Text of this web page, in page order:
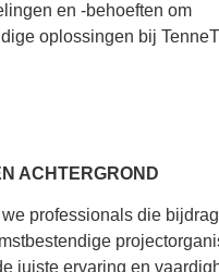
en -behoeften om
oplossingen bij
ACHTERGROND
professionals die
juiste ervaring en